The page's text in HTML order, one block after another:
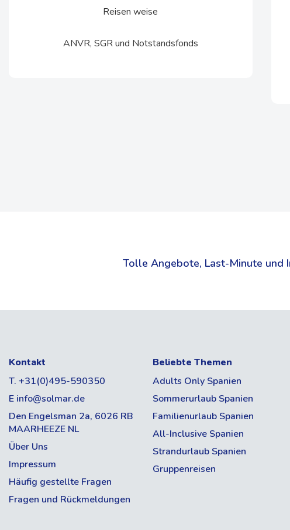
Reisen weise
ANVR, SGR und Notstandsfonds
Tolle Angebote, Last-Minute und
Kontakt
T. +31(0)495-590350
E info@solmar.de
Den Engelsman 2a, 6026 RB
MAARHEEZE NL
Über Uns
Impressum
Häufig gestellte Fragen
Fragen und Rückmeldungen
Beliebte Themen
Adults Only Spanien
Sommerurlaub Spanien
Familienurlaub Spanien
All-Inclusive Spanien
Strandurlaub Spanien
Gruppenreisen